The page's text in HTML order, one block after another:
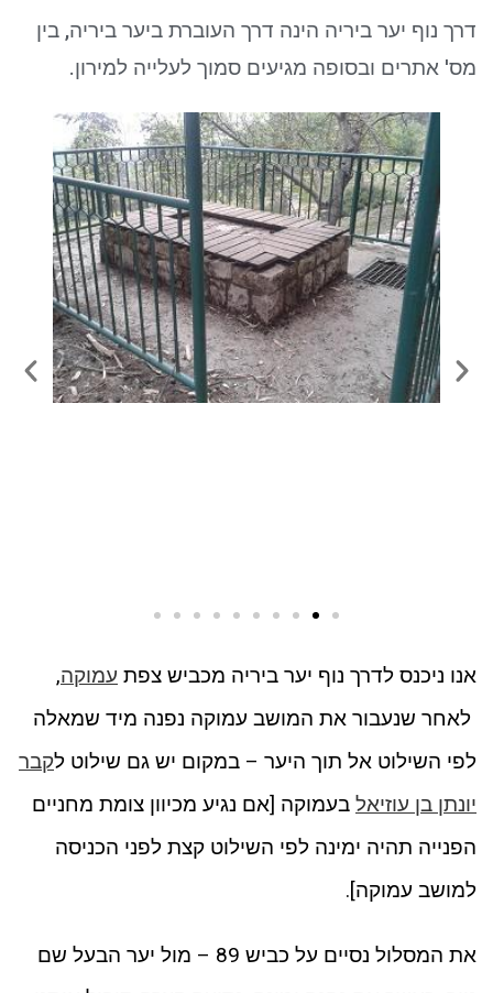
font_download
סמן קישורים
דרך נוף יער ביריה הינה דרך העוברת ביער ביריה, בין
מס' אתרים ובסופה מגיעים סמוך לעלייה למירון.
אנו ניכנס לדרך נוף יער ביריה מכביש צפת עמוקה,
לאחר שנעבור את המושב עמוקה נפנה מיד שמאלה
לפי השילוט אל תוך היער – במקום יש גם שילוט לקבר
יונתן בן עוזיאל בעמוקה [אם נגיע מכיוון צומת מחניים
הפנייה תהיה ימינה לפי השילוט קצת לפני הכניסה
למושב עמוקה].
את המסלול נסיים על כביש 89 – מול יער הבעל שם